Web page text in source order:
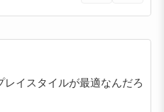
イスタイルが最適なんだろ